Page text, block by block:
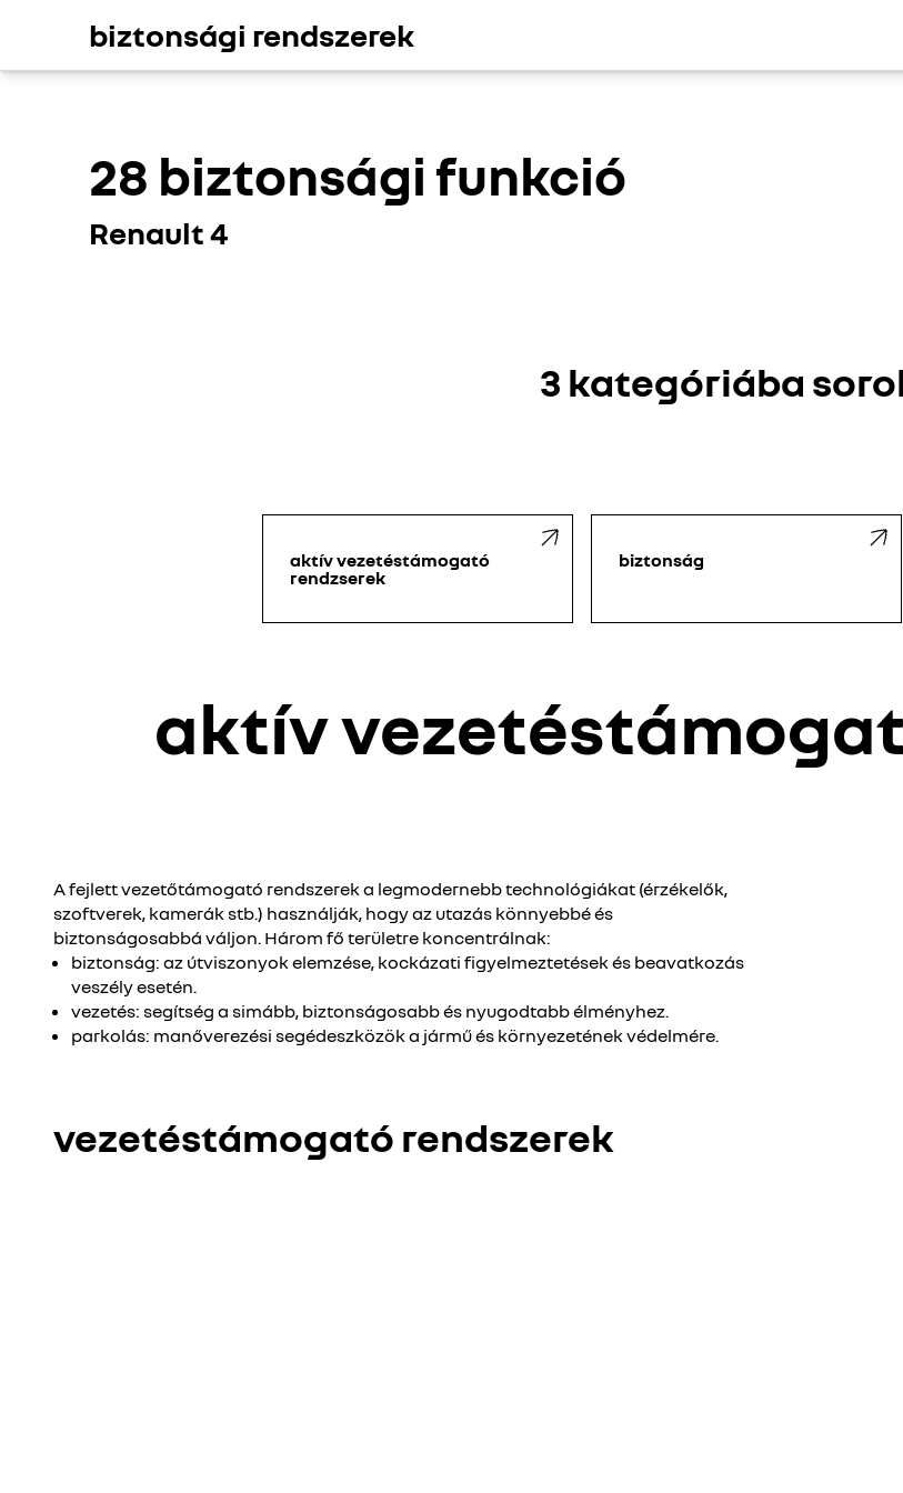
biztonsági rendszerek
28 biztonsági funkció
Renault 4
3 kategóriába
aktív vezetéstámogató
rendzserek
biztonság
aktív
A fejlett vezetőtámogató rendszerek a legmodernebb technológiákat (érzékelők,
szoftverek, kamerák stb.) használják, hogy az utazás könnyebbé és
biztonságosabbá váljon. Három fő területre koncentrálnak:
biztonság: az útviszonyok elemzése, kockázati figyelmeztetések és beavatkozás
veszély esetén.
vezetés: segítség a simább, biztonságosabb és nyugodtabb élményhez.
parkolás: manőverezési segédeszközök a jármű és környezetének védelmére.
vezetéstámogató rendszerek